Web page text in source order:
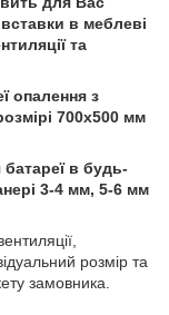
в меблеві
та
опалення з
700х500 мм
в будь-
3-4 мм, 5-6 мм
розмір та
замовника.